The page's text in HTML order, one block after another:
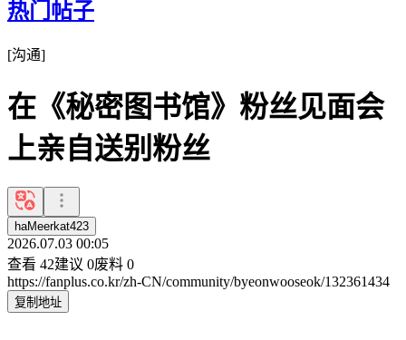
热门帖子
[沟通]
在《秘密图书馆》粉丝见面会
上亲自送别粉丝
haMeerkat423
2026.07.03 00:05
查看 42建议 0废料 0
https://fanplus.co.kr/zh-CN/community/byeonwooseok/132361434
复制地址